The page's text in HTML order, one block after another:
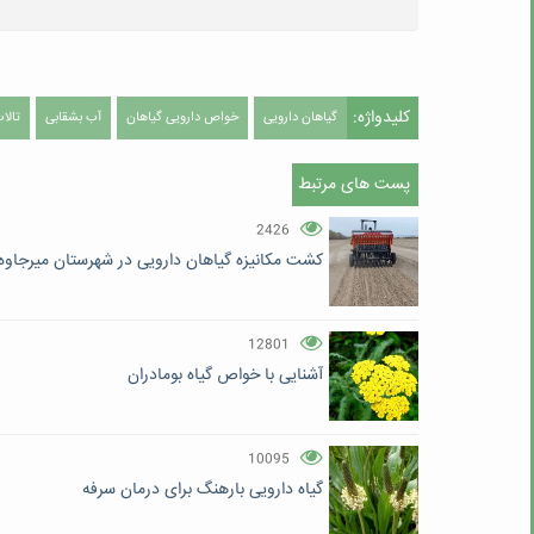
کلیدواژه: گیاهان دارویی خواص دارویی گیاهان آب بشقابی
پست های مرتبط
2426
کشت مکانیزه گیاهان دارویی در شهرستان
12801
آشنایی با خواص گیاه بومادران
10095
گیاه دارویی بارهنگ برای درمان سرفه